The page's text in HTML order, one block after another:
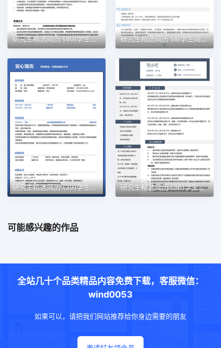
研究生精选简历 (40)学生简历word模板 研究生精选简历 (4)学生简历word模板
研究生精选简历 (39)学生简历word模板 研究生精选简历 (38)学生简历word模板
可能感兴趣的作品
全站几十个品类精品内容免费下载，客服微信：
wind0053
如果可以，请把我们网站推荐给你身边需要的朋友